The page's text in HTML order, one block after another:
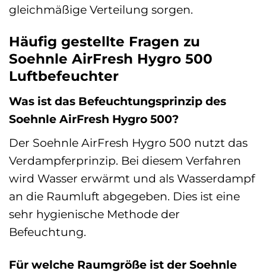
gleichmäßige Verteilung sorgen.
Häufig gestellte Fragen zu
Soehnle AirFresh Hygro 500
Luftbefeuchter
Was ist das Befeuchtungsprinzip des
Soehnle AirFresh Hygro 500?
Der Soehnle AirFresh Hygro 500 nutzt das
Verdampferprinzip. Bei diesem Verfahren
wird Wasser erwärmt und als Wasserdampf
an die Raumluft abgegeben. Dies ist eine
sehr hygienische Methode der
Befeuchtung.
Für welche Raumgröße ist der Soehnle